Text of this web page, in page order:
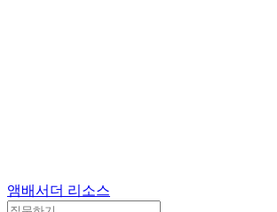
앰배서더 리소스